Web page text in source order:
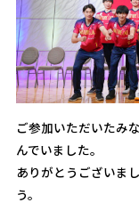
ご参加いただいたみ
んでいました。
ありがとうございま
う。